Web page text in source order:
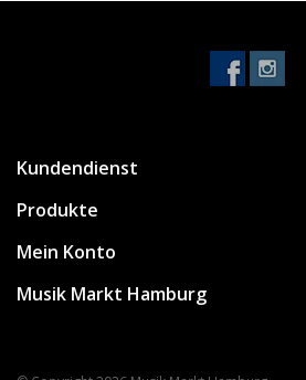
Kundendienst
Produkte
Mein Konto
Musik Markt Hamburg